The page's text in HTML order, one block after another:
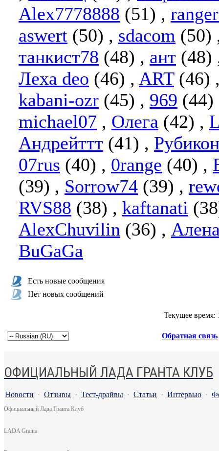
Alex7778888 (51) ,
aswert (50) , sdacom (50)
танкист78 (48) , ант (48)
Леха deo (46) , ART (46)
kabani-ozr (45) , 969 (44)
michael07 , Олега (42) ,
Андрейттт (41) , Рубикон
07rus (40) , 0range (40) ,
(39) , Sorrow74 (39) ,
RVS88 (38) , kaftanati
AlexChuvilin (36) ,
BuGaGa
Есть новые сообщения
Нет новых сообщений
Текущее время:
Обратная связь
ОФИЦИАЛЬНЫЙ ЛАДА ГРАНТА КЛУБ
Новости · Отзывы · Тест-драйвы · Статьи · Интервью ·
Официальный Лада Гранта Клуб
LADA Granta